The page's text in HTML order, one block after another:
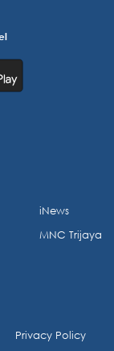
iNews
MNC Trijaya
Privacy Policy